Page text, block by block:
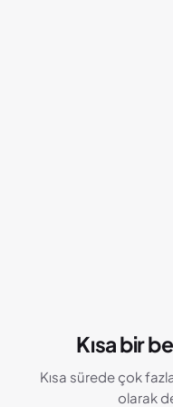
Kısa bir
Kısa sürede çok
olarak